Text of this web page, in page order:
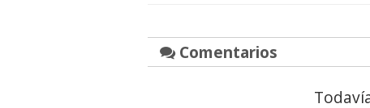
Comentarios